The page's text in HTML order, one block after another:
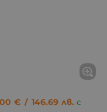
€ / 146.69 лв. с